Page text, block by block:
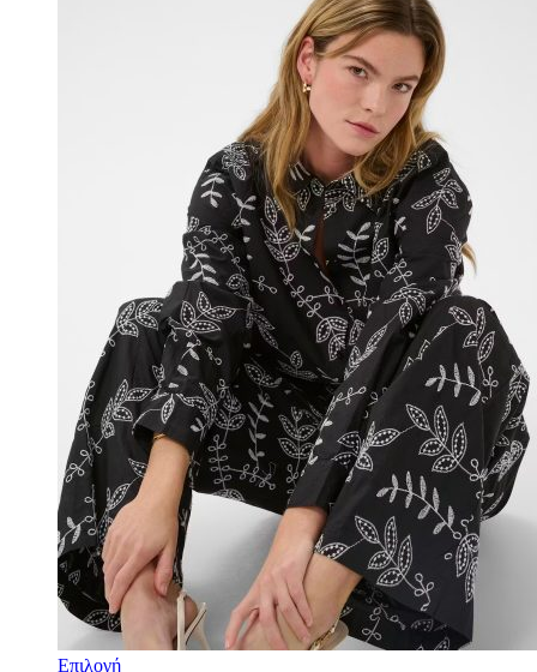
Επιλογή